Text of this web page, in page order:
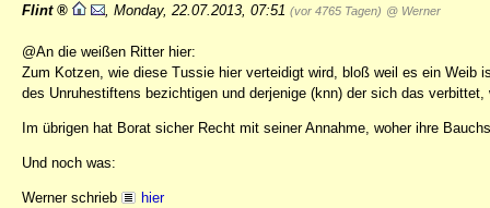
Flint Monday, 22.07.2013, 07:51 (vor 4765 Tagen) @ Werner
@An die weißen Ritter hier:
Zum Kotzen, wie diese Tussie hier verteidigt wird, bloß weil es ein Weib
des Unruhestiftens bezichtigen und derjenige (knn) der sich das
Im übrigen hat Borat sicher Recht mit seiner Annahme, woher ihre
Und noch was:
Werner schrieb hier